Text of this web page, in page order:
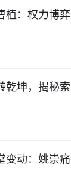
植：权力博
乾坤，揭秘
变动：姚崇